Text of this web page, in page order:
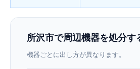
所沢市で周辺機器を処分す
機器ごとに出し方が異なります。